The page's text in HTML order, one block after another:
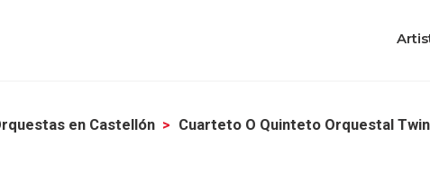
en Castellón Cuarteto O Quinteto Orquestal